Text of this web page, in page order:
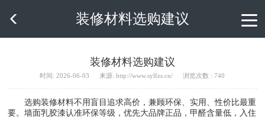
 装修材料选购建议
装修材料选购建议
时间: 2026-06-03 来源: http://www.sylfzs.cn/ 浏览次数 : 740
选购装修材料不用盲目追求高价，兼顾环保、实用、性价比最重
要。墙面乳胶漆认准环保等级，优先大品牌正品，甲醛含量低，入住